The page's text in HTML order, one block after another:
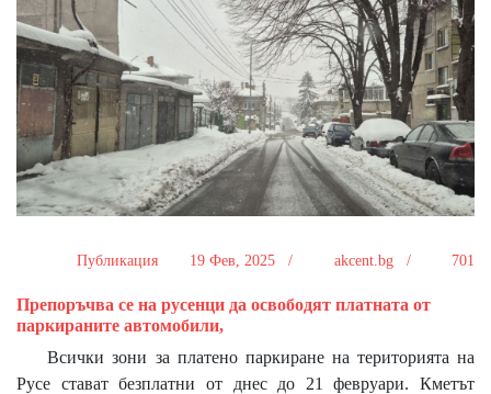
Публикация 19 Фев, 2025 / akcent.bg / 701
Препоръчва се на русенци да освободят платната от
паркираните автомобили,
Всички зони за платено паркиране на територията на
Русе стават безплатни от днес до 21 февруари. Кметът